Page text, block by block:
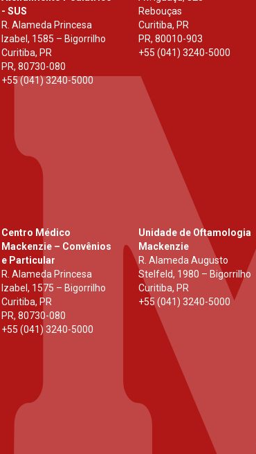
- SUS
R. Alameda Princesa
Izabel, 1585 – Bigorrilho
Curitiba, PR
PR, 80730-080
+55 (041) 3240-5000
Rebouças
Curitiba, PR
PR, 80010-903
+55 (041) 3240-5000
Centro Médico
Mackenzie – Convênios
e Particular
R. Alameda Princesa
Izabel, 1575 – Bigorrilho
Curitiba, PR
PR, 80730-080
+55 (041) 3240-5000
Unidade de Oftamologia
Mackenzie
R. Alameda Augusto
Stelfeld, 1980 – Bigorrilho
Curitiba, PR
+55 (041) 3240-5000